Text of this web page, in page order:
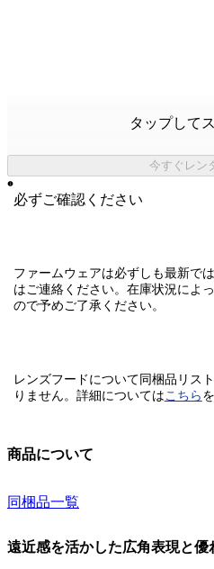
タップして
今すぐレン
必ずご確認ください
ファームウェアは必ずしも最新で
はご連絡ください。在庫状況によ
ので予めご了承ください。
レンズフードについて同梱品リス
りません。 詳細についてはこちら
商品について
同梱品一覧
遠近感を活かした広角表現と優